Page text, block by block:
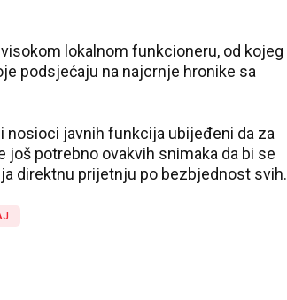
lokalnom funkcioneru, od kojeg
podsjećaju na najcrnje hronike sa
nosioci javnih funkcija ubijeđeni da za
još potrebno ovakvih snimaka da bi se
direktnu prijetnju po bezbjednost svih.